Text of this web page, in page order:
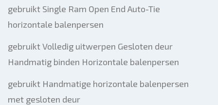
gebruikt Single Ram Open End Auto-Tie
horizontale balenpersen
gebruikt Volledig uitwerpen Gesloten deur
Handmatig binden Horizontale balenpersen
gebruikt Handmatige horizontale balenpersen
met gesloten deur